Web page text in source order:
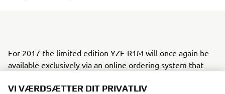
For 2017 the limited edition YZF-R1M will once again be
available exclusively via an online ordering system that
place their reservations as soon as possible in order to
VI VÆRDSÆTTER DIT PRIVATLIV